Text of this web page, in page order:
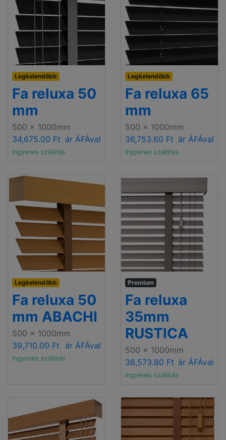
Legkelendőbb
Fa reluxa 50
mm
500 x 1000mm
34,675.00 Ft ár ÁFÁval
Ingyenes szállítás
Legkelendőbb
Fa reluxa 65
mm
500 x 1000mm
36,753.60 Ft ár ÁFÁval
Ingyenes szállítás
Legkelendőbb
Fa reluxa 50
mm ABACHI
500 x 1000mm
39,710.00 Ft
ár ÁFÁval
Ingyenes szállítás
Premium
Fa reluxa
35mm
RUSTICA
500 x 1000mm
38,573.80 Ft ár ÁFÁval
Ingyenes szállítás